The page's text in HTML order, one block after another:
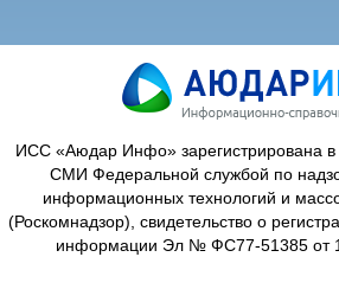
ИСС «Аюдар Инфо» зарегистрирована в
СМИ Федеральной службой по
информационных технологий и
(Роскомнадзор), свидетельство о
информации Эл № ФС77-51385 от